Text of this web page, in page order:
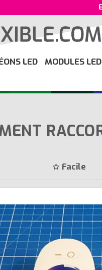
LED MODULES LED
star_border Facile